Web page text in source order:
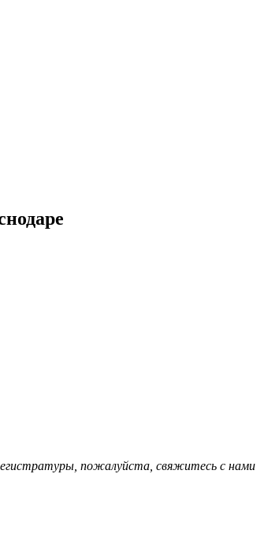
пожалуйста, свяжитесь с нами